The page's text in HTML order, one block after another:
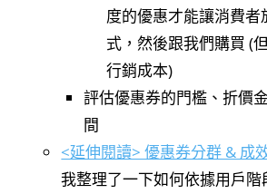
度的優惠才能讓消費
式，然後跟我們購買 (
行銷成本)
評估優惠券的門檻、折價
間
<延伸閱讀> 優惠券分群 & 成
我整理了一下如何依據用戶